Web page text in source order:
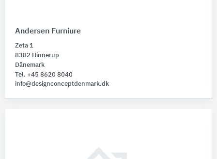
Andersen Furniure
Zeta 1
8382 Hinnerup
Dänemark
Tel. +45 8620 8040
info@designconceptdenmark.dk